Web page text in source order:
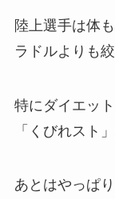
陸上選手は体
ラドルよりも
特にダイエッ
「くびれスト
あとはやっぱ